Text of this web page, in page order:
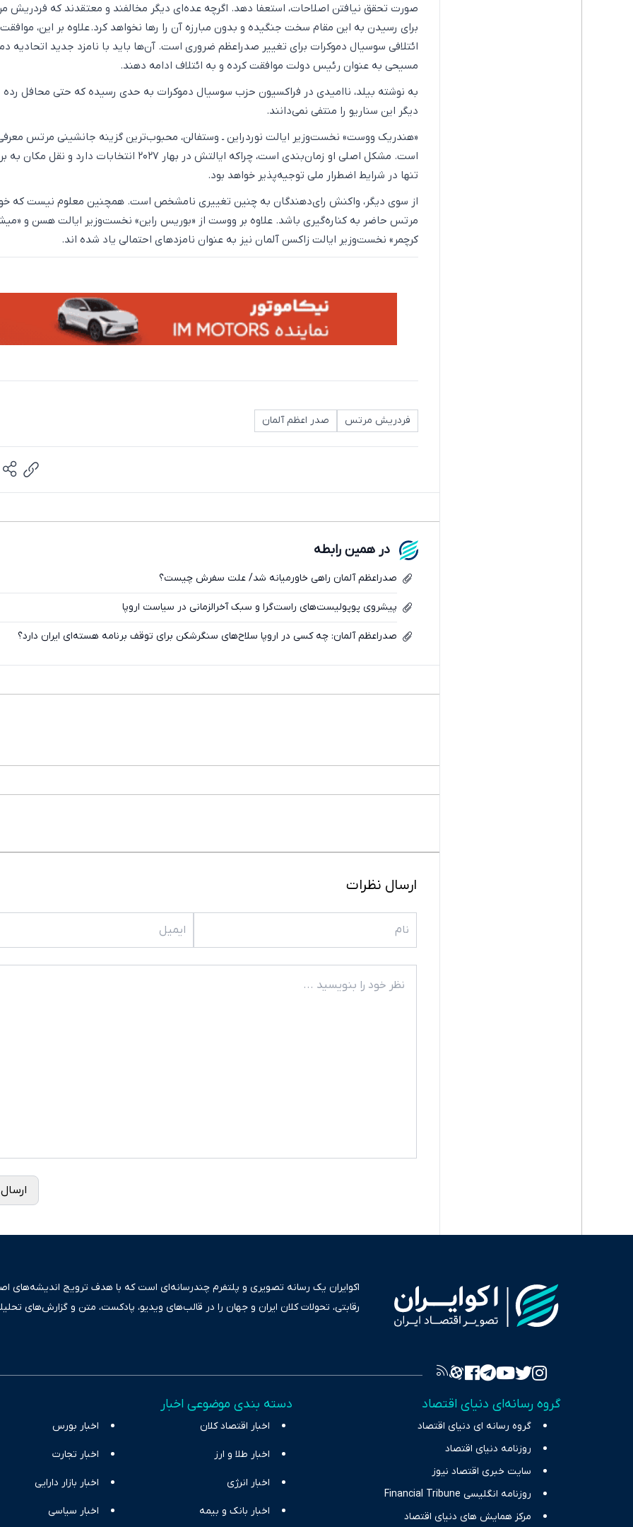
صورت تحقق نیافتن اصلاحات، استعفا دهد. اگرچه عده‌ای دیگر مخالفند و معتقدند که فردریش
برای رسیدن به این مقام سخت جنگیده و بدون مبارزه آن را رها نخواهد کرد. علاوه بر این،
ائتلافی سوسیال دموکرات برای تغییر صدراعظم ضروری است. آن‌ها باید با نامزد جدید اتحادیه
مسیحی به عنوان رئیس دولت موافقت کرده و به ائتلاف ادامه دهند.
به نوشته بیلد، ناامیدی در فراکسیون حزب سوسیال دموکرات به حدی رسیده که حتی محافل رده
دیگر این سناریو را منتفی نمی‌دانند.
«هندریک ووست» نخست‌وزیر ایالت نوردراین ـ وستفالن، محبوب‌ترین گزینه جانشینی مرتس
است. مشکل اصلی او زمان‌بندی است، چراکه ایالتش در بهار ۲۰۲۷ انتخابات دارد و نقل
تنها در شرایط اضطرار ملی توجیه‌پذیر خواهد بود.
از سوی دیگر، واکنش رای‌دهندگان به چنین تغییری نامشخص است. همچنین معلوم نیست که
مرتس حاضر به کناره‌گیری باشد. علاوه بر ووست از «بوریس راین» نخست‌وزیر ایالت هسن و
کرچمر» نخست‌وزیر ایالت زاکسن آلمان نیز به عنوان نامزدهای احتمالی یاد شده اند.
فردریش مرتس صدر اعظم آلمان
فیسبوک
ایکس
در همین رابطه
صدراعظم آلمان راهی خاورمیانه شد/ علت سفرش چیست؟
پیشروی پوپولیست‌های راست‌گرا و سبک آخرالزمانی در سیاست اروپا
صدراعظم آلمان: چه کسی در اروپا سلاح‌های سنگرشکن برای توقف برنامه هسته‌ای ایران دارد؟
ارسال نظرات
اکوایران یک رسانه تصویری و پلتفرم چندرسانه‌ای است که با هدف ترویج اندیشه‌های
رقابتی، تحولات کلان ایران و جهان را در قالب‌های ویدیو، پادکست، متن و گزارش‌های
چالش‌های فقر و بیکاری را جست‌وجو کرده و در کنار تحلیل آمارها، نیازهای خبری
اقتصاد را با رویکردی حرفه‌ای و روزآمد پوشش می‌دهیم.
گروه رسانه‌ای دنیای اقتصاد
گروه رسانه ای دنیای اقتصاد
روزنامه دنیای اقتصاد
سایت خبری اقتصاد نیوز
روزنامه انگلیسی Financial Tribune
مرکز همایش های دنیای اقتصاد
دسته بندی موضوعی اخبار
اخبار اقتصاد کلان اخبار بورس
اخبار طلا و ارز اخبار تجارت
اخبار انرژی اخبار بازار دارایی
اخبار بانک و بیمه اخبار سیاسی